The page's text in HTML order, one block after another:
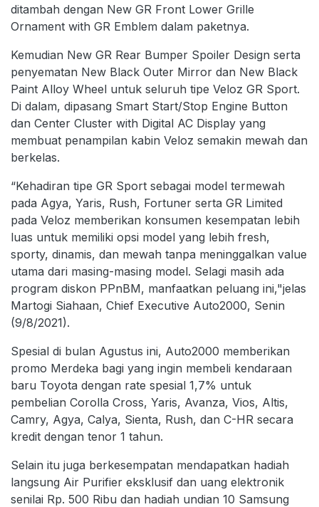
ditambah dengan New GR Front Lower Grille
Ornament with GR Emblem dalam paketnya.
Kemudian New GR Rear Bumper Spoiler Design serta
penyematan New Black Outer Mirror dan New Black
Paint Alloy Wheel untuk seluruh tipe Veloz GR Sport.
Di dalam, dipasang Smart Start/Stop Engine Button
dan Center Cluster with Digital AC Display yang
membuat penampilan kabin Veloz semakin mewah dan
berkelas.
“Kehadiran tipe GR Sport sebagai model termewah
pada Agya, Yaris, Rush, Fortuner serta GR Limited
pada Veloz memberikan konsumen kesempatan lebih
luas untuk memiliki opsi model yang lebih fresh,
sporty, dinamis, dan mewah tanpa meninggalkan value
utama dari masing-masing model. Selagi masih ada
program diskon PPnBM, manfaatkan peluang ini,"jelas
Martogi Siahaan, Chief Executive Auto2000, Senin
(9/8/2021).
Spesial di bulan Agustus ini, Auto2000 memberikan
promo Merdeka bagi yang ingin membeli kendaraan
baru Toyota dengan rate spesial 1,7% untuk
pembelian Corolla Cross, Yaris, Avanza, Vios, Altis,
Camry, Agya, Calya, Sienta, Rush, dan C-HR secara
kredit dengan tenor 1 tahun.
Selain itu juga berkesempatan mendapatkan hadiah
langsung Air Purifier eksklusif dan uang elektronik
senilai Rp. 500 Ribu dan hadiah undian 10 Samsung